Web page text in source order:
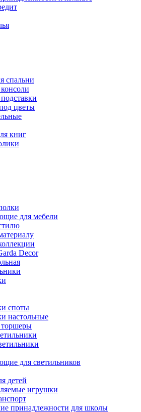
спальни
цветы
книг
для мебели
Decor
споты
настольные
для светильников
детей
игрушки
принадлежности для школы